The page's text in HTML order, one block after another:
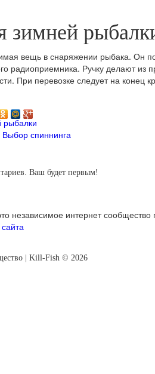
зимней
вещь в снаряжении рыбака. Он
радиоприемника. Ручку делают
При перевозке следует на конец
рыбалки
Выбор спиннинга
Ваш будет первым!
независимое интернет сообщество
| Kill-Fish © 2026